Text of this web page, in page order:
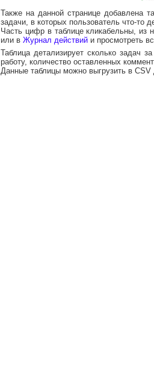
Также на данной странице добавлена
задачи, в которых пользователь что-то
Часть цифр в таблице кликабельны, из
или в Журнал действий и просмотреть
Таблица детализирует сколько задач
работу, количество оставленных
Данные таблицы можно выгрузить в CSV